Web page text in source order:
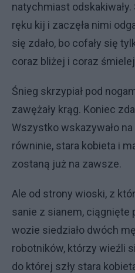
natychmiast
ręku kij i zaczęła nimi
się zdało, bo cofały się
coraz bliżej i coraz
Śnieg skrzypiał pod
zawężały krąg. Koniec
Wszystko wskazywało
równinie, stara kobieta i
zostaną już na zawsze.
Ale od strony wioski, z
sanie z sianem, ciągnięte
wozie siedziało dwóch
robotników, którzy wieźli
do której szły stara